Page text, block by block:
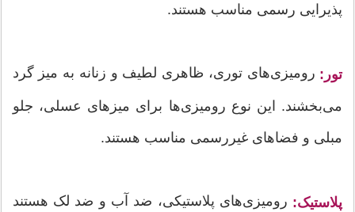
پذیرایی رسمی مناسب هستند.
تور: رومیزی‌های توری، ظاهری لطیف و زنانه به میز گرد
می‌بخشند. این نوع رومیزی‌ها برای میزهای عسلی، جلو
مبلی و فضاهای غیررسمی مناسب هستند.
پلاستیک: رومیزی‌های پلاستیکی، ضد آب و ضد لک هستند